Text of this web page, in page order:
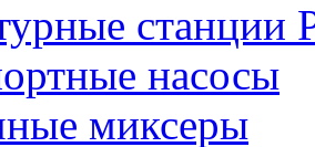
станции
насосы
миксеры